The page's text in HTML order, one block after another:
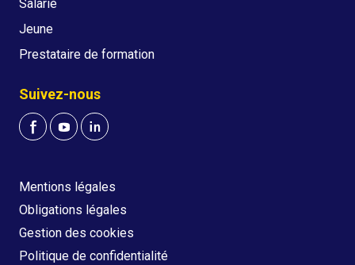
Salarié
Jeune
Prestataire de formation
Suivez-nous
Mentions légales
Obligations légales
Gestion des cookies
Politique de confidentialité